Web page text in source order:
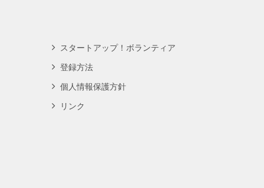
スタートアップ！ボランティア
登録方法
個人情報保護方針
リンク